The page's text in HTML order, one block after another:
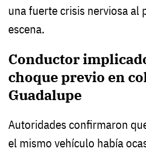
una fuerte crisis nerviosa al
escena.
Conductor
choque previo en
Guadalupe
Autoridades confirmaron
el mismo vehículo había